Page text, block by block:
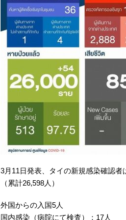
3月11日発表、タイの新規感染確認者
（累計26,598人）
外国からの入国5人
国内感染（病院にて検査）：17人